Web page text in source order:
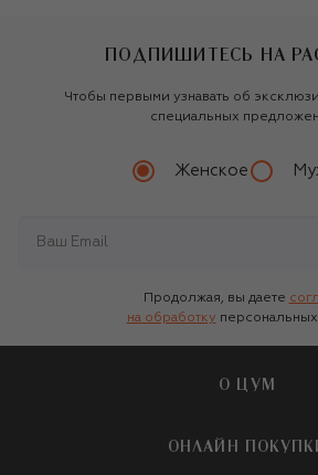
ПОДПИШИТЕСЬ НА
Чтобы первыми узнавать об
специальных
Женское
Продолжая, вы даете
на обработку
О ЦУМ
О магазине
ОНЛАЙН